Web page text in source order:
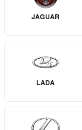
JAGUAR
LADA